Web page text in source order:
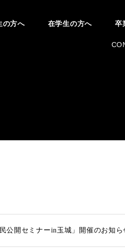
の方へ 在学生の方へ 卒
公開セミナーin玉城」開催のお知ら